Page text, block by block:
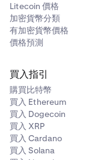
過往（已結清
查看任何已結
• 餘額：您帳
• 平均價格：
• 估計價值：
• 未實現盈虧
比收益或損
近期付款
最近付款部分提
Litecoin 價格
加密貨幣分類
有加密貨幣價格
價格預測
買入指引
購買比特幣
買入 Ethereum
買入 Dogecoin
買入 XRP
買入 Cardano
買入 Solana